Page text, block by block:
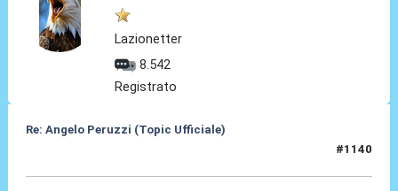
Lazionetter
8.542
Registrato
Re: Angelo Peruzzi (Topic Ufficiale)
#1140